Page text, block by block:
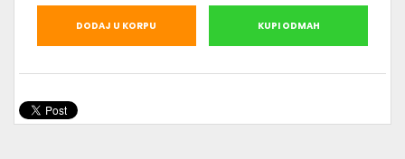
DODAJ U KORPU KUPI ODMAH